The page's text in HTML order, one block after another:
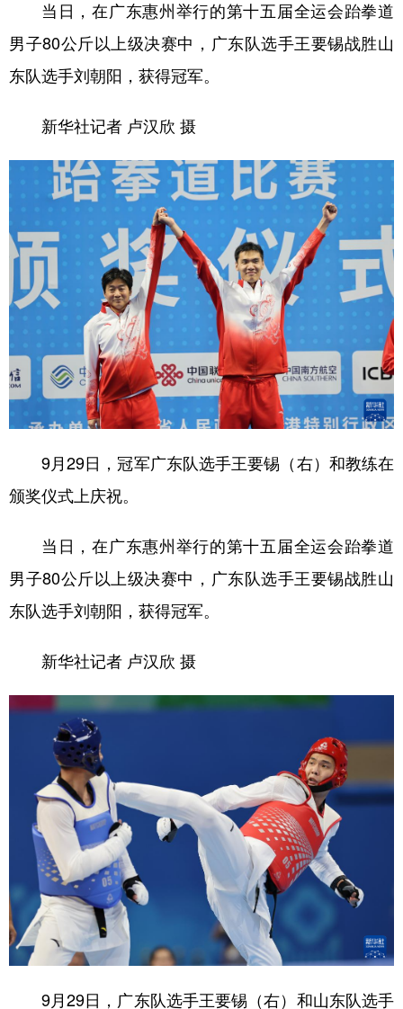
地方频道
北京 天津 河北 山西
辽宁 吉林
浙江 安徽
山东 河南 湖北 湖南
广东 海南 重庆
四川 贵州 云南 西藏
甘肃 青海
内蒙古 黑龙江
多语种频道
English Español Français عربى
Русский язык 日本語 한국어
Deutsch
当日，在广东惠州举行的第十五届全运会跆拳道
男子80公斤以上级决赛中，广东队选手王要锡战胜山
东队选手刘朝阳，获得冠军。
新华社记者 卢汉欣 摄
9月29日，冠军广东队选手王要锡（右）和教练在
颁奖仪式上庆祝。
当日，在广东惠州举行的第十五届全运会跆拳道
男子80公斤以上级决赛中，广东队选手王要锡战胜山
东队选手刘朝阳，获得冠军。
新华社记者 卢汉欣 摄
9月29日，广东队选手王要锡（右）和山东队选手